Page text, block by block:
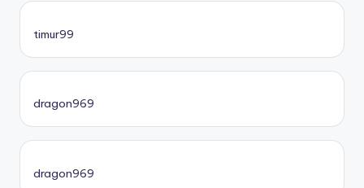
timur99
dragon969
dragon969